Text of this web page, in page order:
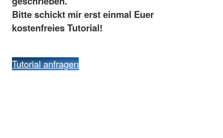
Bitte schickt mir erst einmal Euer
kostenfreies Tutorial!
Tutorial anfragen